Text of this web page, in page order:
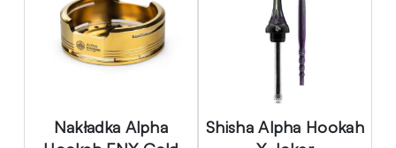
Nakładka Alpha
Shisha Alpha Hookah